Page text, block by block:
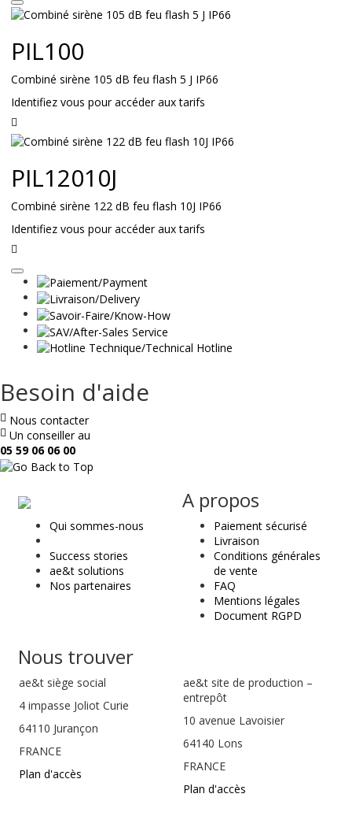
PIL100
Combiné sirène 105 dB feu flash 5 J IP66
Identifiez vous pour accéder aux tarifs
la
PIL12010J
Combiné sirène 122 dB feu flash 10J IP66
Identifiez vous pour accéder aux tarifs
la
suite
Besoin d'aide
Nous contacter
Un conseiller au
05 59 06 06 00
ae
&
t
Qui sommes-nous
Success stories
ae&t solutions
Nos partenaires
A propos
Paiement sécurisé
Livraison
Conditions générales
de vente
FAQ
Mentions légales
Document RGPD
Nous trouver
ae&t siège social
4 impasse Joliot Curie
64110 Jurançon
FRANCE
Plan d'accès
ae&t site de production –
entrepôt
10 avenue Lavoisier
64140 Lons
FRANCE
Plan d'accès